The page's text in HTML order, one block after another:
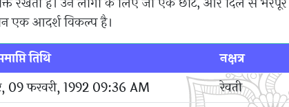
एक आदर्श विकल्प है।
तिथि
नक्षत्र
09 फरवरी, 1992 09:36 AM
रेवती